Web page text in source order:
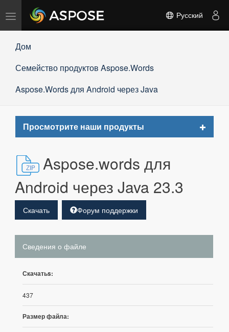
Переключить
навигацию
Русский
Дом
Семейство продуктов Aspose.Words
Aspose.Words для Android через Java
Просмотрите наши продукты
Toggle
Aspose.words для
Android через Java 23.3
Скачать Форум поддержки
Сведения о файле
Скачатьs:
437
Размер файла: